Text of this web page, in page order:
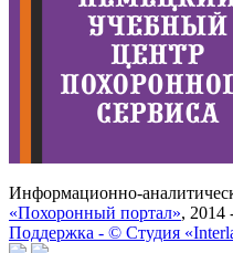
Информационно-
«Похоронный портал», 2014
Поддержка - © Cтудия